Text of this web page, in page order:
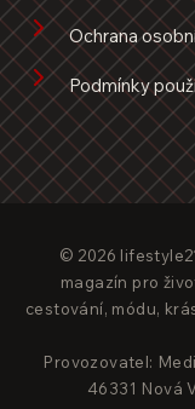
Ochrana
Podmínky
© 2026
magazín pro
cestování, módu,
Provozovatel:
46331 Nová